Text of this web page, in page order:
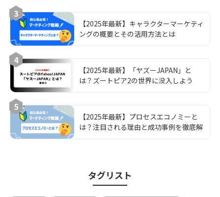
3
【2025年最新】キャラクターマーケティ
ングの概要とその活用方法とは
4
【2025年最新】「ヤズーJAPAN」と
は？ズートピア2の世界に没入しよう
5
【2025年最新】プロセスエコノミーと
は？注目される理由と成功事例を徹底解
説
タグリスト